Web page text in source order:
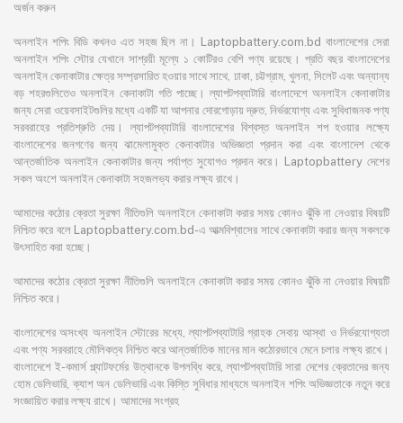
অর্জন করুন
অনলাইন শপিং বিডি কখনও এত সহজ ছিল না। Laptopbattery.com.bd বাংলাদেশের সেরা
অনলাইন শপিং স্টোর যেখানে সাশ্রয়ী মূল্যে ১ কোটিরও বেশি পণ্য রয়েছে। প্রতি বছর বাংলাদেশের
অনলাইন কেনাকাটার ক্ষেত্র সম্প্রসারিত হওয়ার সাথে সাথে, ঢাকা, চট্টগ্রাম, খুলনা, সিলেট এবং অন্যান্য
বড় শহরগুলিতেও অনলাইন কেনাকাটা গতি পাচ্ছে। ল্যাপটপব্যাটারি বাংলাদেশে অনলাইন কেনাকাটার
জন্য সেরা ওয়েবসাইটগুলির মধ্যে একটি যা আপনার দোরগোড়ায় দ্রুত, নির্ভরযোগ্য এবং সুবিধাজনক পণ্য
সরবরাহের প্রতিশ্রুতি দেয়। ল্যাপটপব্যাটারি বাংলাদেশের বিশ্বস্ত অনলাইন শপ হওয়ার লক্ষ্যে
বাংলাদেশের জনগণের জন্য ঝামেলামুক্ত কেনাকাটার অভিজ্ঞতা প্রদান করা এবং বাংলাদেশ থেকে
আন্তর্জাতিক অনলাইন কেনাকাটার জন্য পর্যাপ্ত সুযোগও প্রদান করে। Laptopbattery দেশের
সকল অংশে অনলাইন কেনাকাটা সহজলভ্য করার লক্ষ্য রাখে।
আমাদের কঠোর ক্রেতা সুরক্ষা নীতিগুলি অনলাইনে কেনাকাটা করার সময় কোনও ঝুঁকি না নেওয়ার বিষয়টি
নিশ্চিত করে বলে Laptopbattery.com.bd-এ আত্মবিশ্বাসের সাথে কেনাকাটা করার জন্য সকলকে
উৎসাহিত করা হচ্ছে।
আমাদের কঠোর ক্রেতা সুরক্ষা নীতিগুলি অনলাইনে কেনাকাটা করার সময় কোনও ঝুঁকি না নেওয়ার বিষয়টি
নিশ্চিত করে।
বাংলাদেশের অসংখ্য অনলাইন স্টোরের মধ্যে, ল্যাপটপব্যাটারি গ্রাহক সেবায় আস্থা ও নির্ভরযোগ্যতা
এবং পণ্য সরবরাহে মৌলিকত্ব নিশ্চিত করে আন্তর্জাতিক মানের মান কঠোরভাবে মেনে চলার লক্ষ্য রাখে।
বাংলাদেশে ই-কমার্স প্ল্যাটফর্মের উত্থানকে উপলব্ধি করে, ল্যাপটপব্যাটারি সারা দেশের ক্রেতাদের জন্য
হোম ডেলিভারি, ক্যাশ অন ডেলিভারি এবং কিস্তি সুবিধার মাধ্যমে অনলাইন শপিং অভিজ্ঞতাকে নতুন করে
সংজ্ঞায়িত করার লক্ষ্য রাখে। আমাদের সংগ্রহ